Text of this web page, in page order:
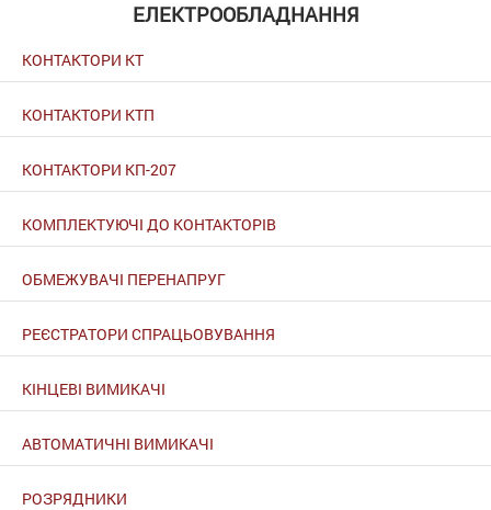
ЕЛЕКТРООБЛАДНАННЯ
КОНТАКТОРИ КТ
КОНТАКТОРИ КТП
КОНТАКТОРИ КП-207
КОМПЛЕКТУЮЧІ ДО КОНТАКТОРІВ
ОБМЕЖУВАЧІ ПЕРЕНАПРУГ
РЕЄСТРАТОРИ СПРАЦЬОВУВАННЯ
КІНЦЕВІ ВИМИКАЧІ
АВТОМАТИЧНІ ВИМИКАЧІ
РОЗРЯДНИКИ